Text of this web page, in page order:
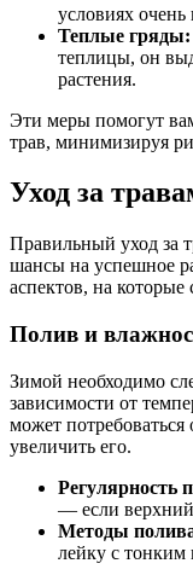
условиях очень
Теплые гряды:
теплицы, он
растения.
Эти меры помогут
трав, минимизируя
Уход за
Правильный уход за
шансы на успешное
аспектов, на которые
Полив и
Зимой необходимо
зависимости от
может потребоваться
увеличить его.
Регулярность
— если верхний
Методы
лейку с тонким